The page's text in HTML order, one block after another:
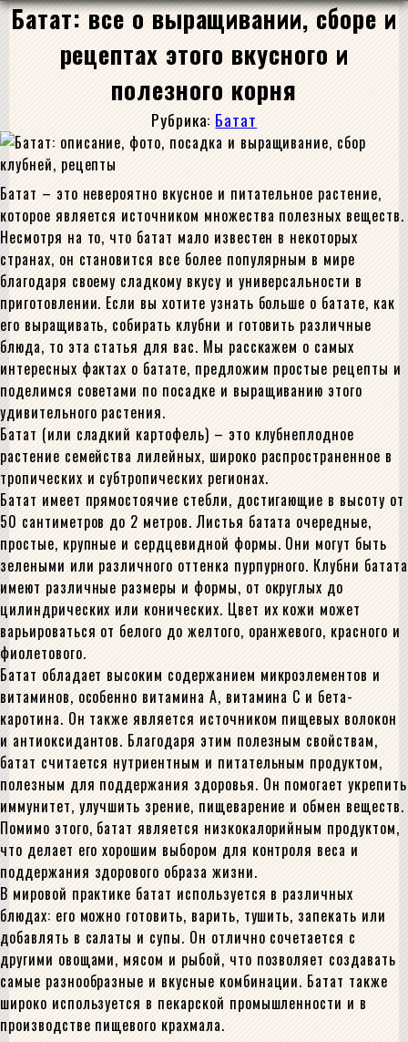
Батат: все о выращивании, сборе и
рецептах этого вкусного и
полезного корня
Рубрика: Батат
Батат – это невероятно вкусное и питательное растение,
которое является источником множества полезных веществ.
Несмотря на то, что батат мало известен в некоторых
странах, он становится все более популярным в мире
благодаря своему сладкому вкусу и универсальности в
приготовлении. Если вы хотите узнать больше о батате, как
его выращивать, собирать клубни и готовить различные
блюда, то эта статья для вас. Мы расскажем о самых
интересных фактах о батате, предложим простые рецепты и
поделимся советами по посадке и выращиванию этого
удивительного растения.
Батат (или сладкий картофель) – это клубнеплодное
растение семейства лилейных, широко распространенное в
тропических и субтропических регионах.
Батат имеет прямостоячие стебли, достигающие в высоту от
50 сантиметров до 2 метров. Листья батата очередные,
простые, крупные и сердцевидной формы. Они могут быть
зелеными или различного оттенка пурпурного. Клубни батата
имеют различные размеры и формы, от округлых до
цилиндрических или конических. Цвет их кожи может
варьироваться от белого до желтого, оранжевого, красного и
фиолетового.
Батат обладает высоким содержанием микроэлементов и
витаминов, особенно витамина А, витамина С и бета-
каротина. Он также является источником пищевых волокон
и антиоксидантов. Благодаря этим полезным свойствам,
батат считается нутриентным и питательным продуктом,
полезным для поддержания здоровья. Он помогает укрепить
иммунитет, улучшить зрение, пищеварение и обмен веществ.
Помимо этого, батат является низкокалорийным продуктом,
что делает его хорошим выбором для контроля веса и
поддержания здорового образа жизни.
В мировой практике батат используется в различных
блюдах: его можно готовить, варить, тушить, запекать или
добавлять в салаты и супы. Он отлично сочетается с
другими овощами, мясом и рыбой, что позволяет создавать
самые разнообразные и вкусные комбинации. Батат также
широко используется в пекарской промышленности и в
производстве пищевого крахмала.